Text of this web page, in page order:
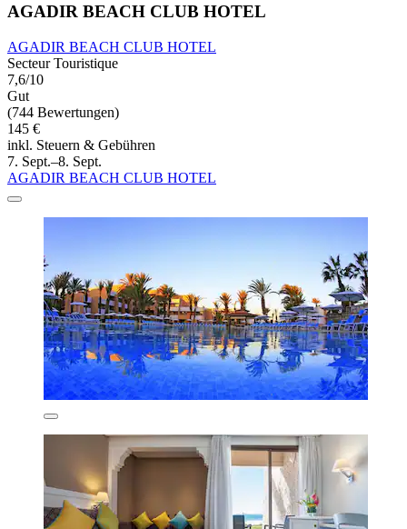
AGADIR BEACH CLUB HOTEL
AGADIR BEACH CLUB HOTEL
Secteur Touristique
7,6/10
Gut
(744 Bewertungen)
145 €
inkl. Steuern & Gebühren
7. Sept.–8. Sept.
AGADIR BEACH CLUB HOTEL